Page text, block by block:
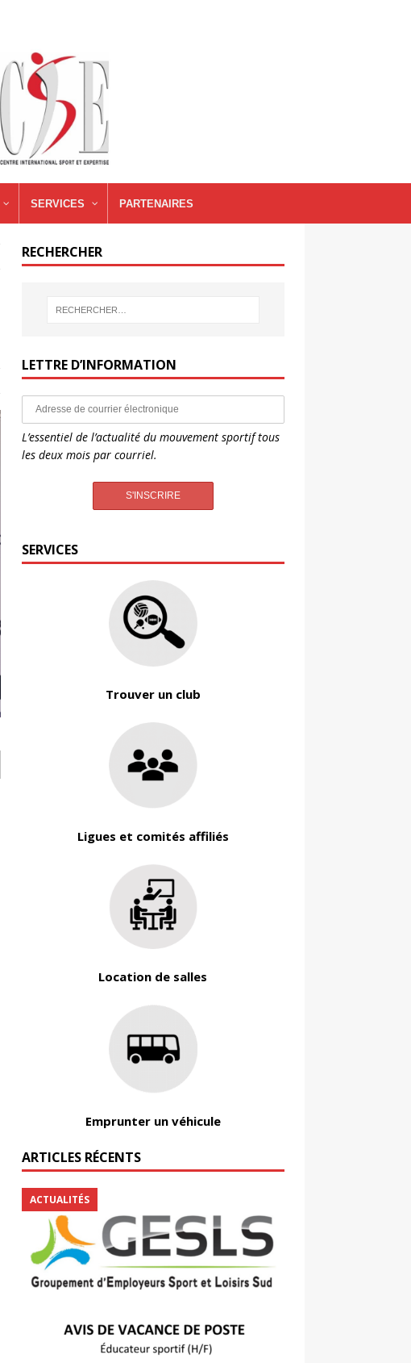
SERVICES PARTENAIRES
RECHERCHER
LETTRE D’INFORMATION
L’essentiel de l’actualité du mouvement sportif tous
les deux mois par courriel.
SERVICES
Trouver un club
Ligues et comités affiliés
Location de salles
Emprunter un véhicule
ARTICLES RÉCENTS
ACTUALITÉS